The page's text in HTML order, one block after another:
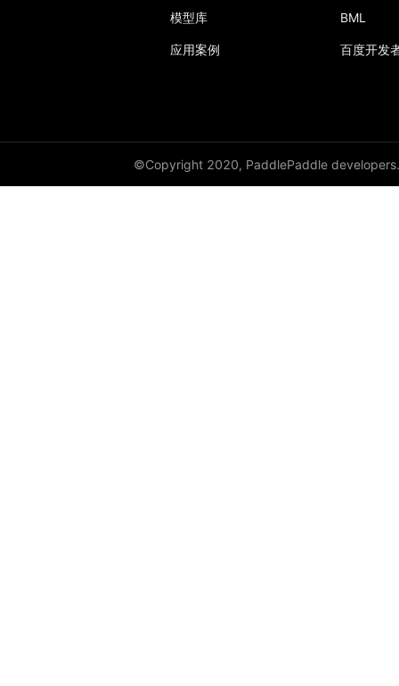
模型库
应用案例
BML
百度开发
©Copyright 2020, PaddlePaddle developers.